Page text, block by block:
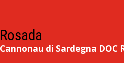
Rosada
Cannonau di Sardegna DOC